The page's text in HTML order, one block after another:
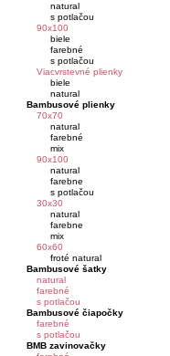
natural
s potlačou
90x100
biele
farebné
s potlačou
Viacvrstevné plienky
biele
natural
Bambusové plienky
70x70
natural
farebné
mix
90x100
natural
farebne
s potlačou
30x30
natural
farebne
mix
60x60
froté natural
Bambusové šatky
natural
farebné
s potlačou
Bambusové čiapočky
farebné
s potlačou
BMB zavinovačky